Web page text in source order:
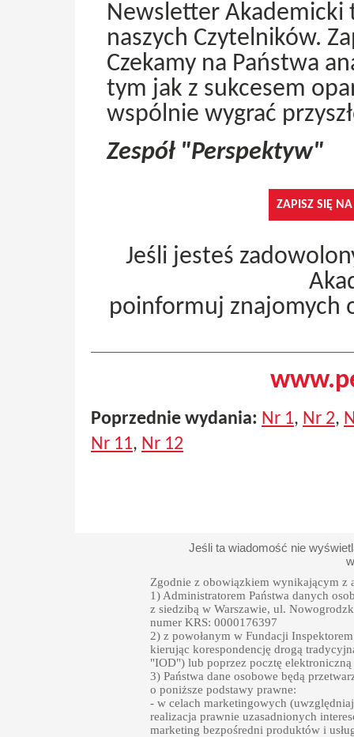
Newsletter Akademicki
naszych Czytelników.
Czekamy na Państwa
tym jak z sukcesem
wspólnie wygrać
Zespół "Perspektyw"
ZAPISZ SIĘ
Jeśli jesteś
poinformuj znajomych
Poprzednie wydania: Nr 1, Nr 2,
Nr 11, Nr 12
Jeśli ta wiadomość nie
Zgodnie z obowiązkiem wynikającym z
1) Administratorem Państwa danych
z siedzibą w Warszawie, ul.
numer KRS: 0000176397
2) z powołanym w Fundacji
kierując korespondencję drogą
"IOD") lub poprzez pocztę
3) Państwa dane osobowe będą
o poniższe podstawy prawne:
- w celach marketingowych
realizacja prawnie uzasadnionych
marketing bezpośredni produktów i